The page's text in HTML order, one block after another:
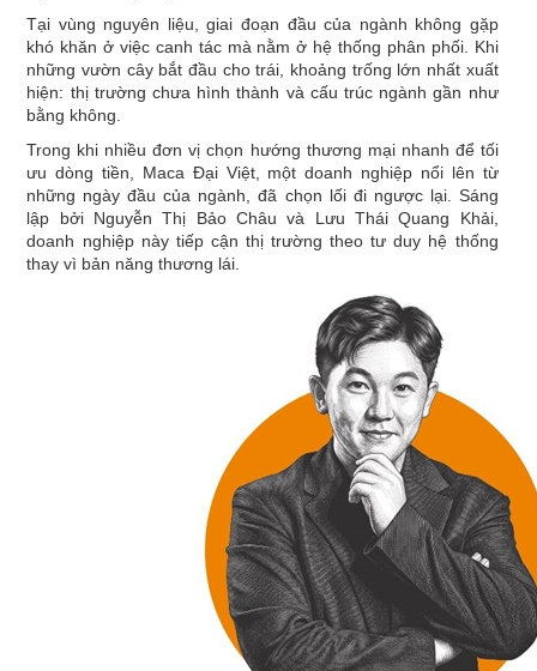
Tại vùng nguyên liệu, giai đoạn đầu của ngành không gặp
khó khăn ở việc canh tác mà nằm ở hệ thống phân phối. Khi
những vườn cây bắt đầu cho trái, khoảng trống lớn nhất xuất
hiện: thị trường chưa hình thành và cấu trúc ngành gần như
bằng không.
Trong khi nhiều đơn vị chọn hướng thương mại nhanh để tối
ưu dòng tiền, Maca Đại Việt, một doanh nghiệp nổi lên từ
những ngày đầu của ngành, đã chọn lối đi ngược lại. Sáng
lập bởi Nguyễn Thị Bảo Châu và Lưu Thái Quang Khải,
doanh nghiệp này tiếp cận thị trường theo tư duy hệ thống
thay vì bản năng thương lái.